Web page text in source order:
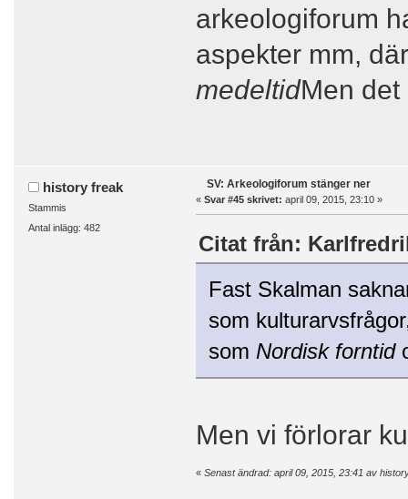
arkeologiforum
aspekter mm,
medeltidMen det
history freak
Stammis
Antal inlägg: 482
SV: Arkeologiforum stänger ner
« Svar #45 skrivet: april 09, 2015, 23:10 »
Citat från:
Fast Skalman
som
som Nordisk forntid
Men vi förlorar
« Senast ändrad: april 09, 2015, 23:41 av